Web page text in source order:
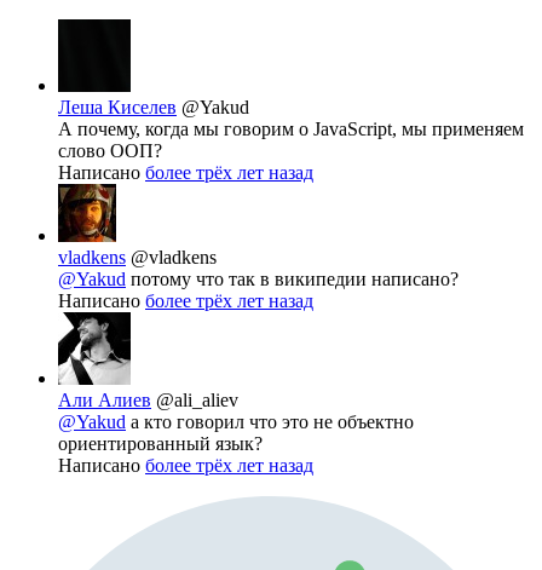
Леша Киселев @Yakud
А почему, когда мы говорим о JavaScript, мы применяем
слово ООП?
Написано более трёх лет назад
vladkens @vladkens
@Yakud потому что так в википедии написано?
Написано более трёх лет назад
Али Алиев @ali_aliev
@Yakud а кто говорил что это не объектно
ориентированный язык?
Написано более трёх лет назад